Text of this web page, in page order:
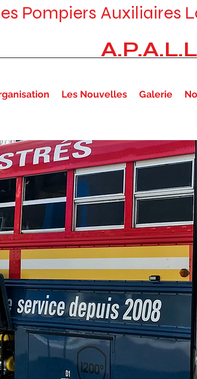
Pompiers Auxiliaires
A.P.A.L.L
Les Nouvelles Galerie